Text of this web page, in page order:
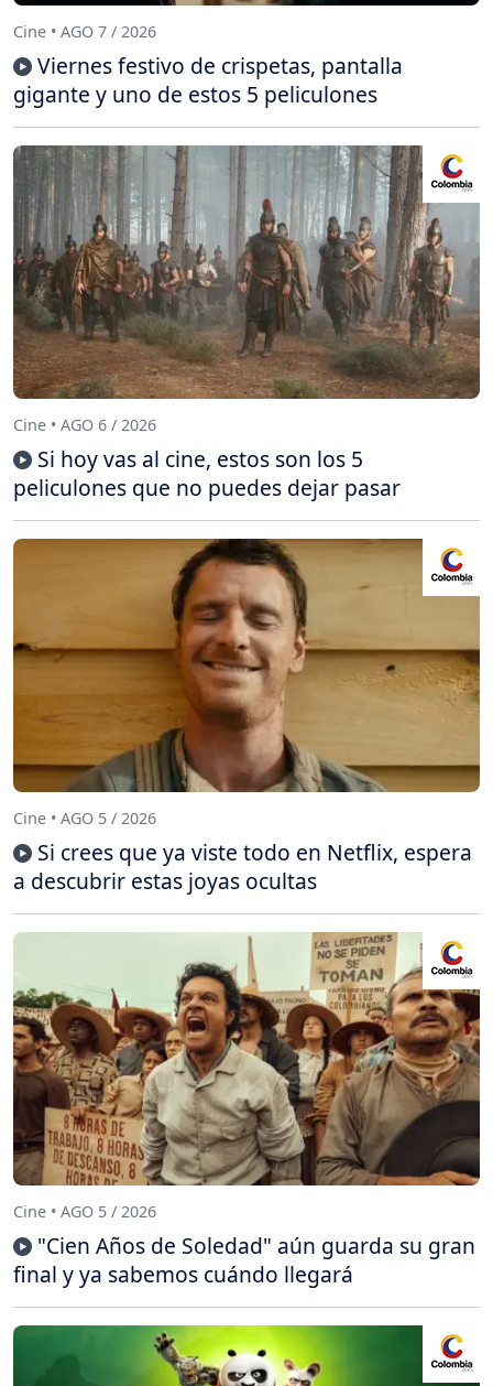
Cine • AGO 7 / 2026
Viernes festivo de crispetas, pantalla
gigante y uno de estos 5 peliculones
Cine • AGO 6 / 2026
Si hoy vas al cine, estos son los 5
peliculones que no puedes dejar pasar
Cine • AGO 5 / 2026
Si crees que ya viste todo en Netflix, espera
a descubrir estas joyas ocultas
Cine • AGO 5 / 2026
"Cien Años de Soledad" aún guarda su gran
final y ya sabemos cuándo llegará